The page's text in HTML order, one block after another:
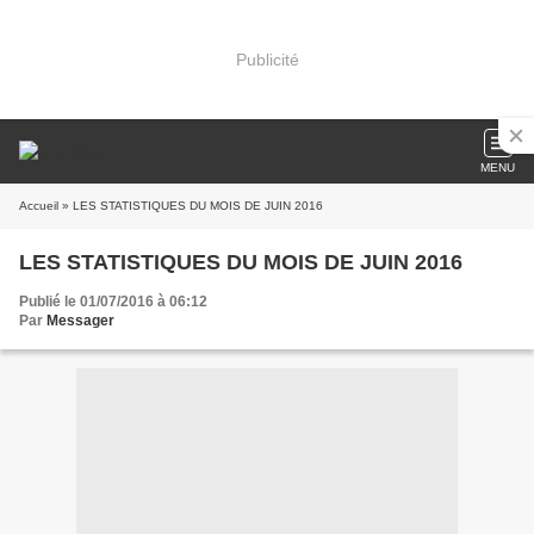
Publicité
MENU
Accueil » LES STATISTIQUES DU MOIS DE JUIN 2016
LES STATISTIQUES DU MOIS DE JUIN 2016
Publié le 01/07/2016 à 06:12
Par Messager